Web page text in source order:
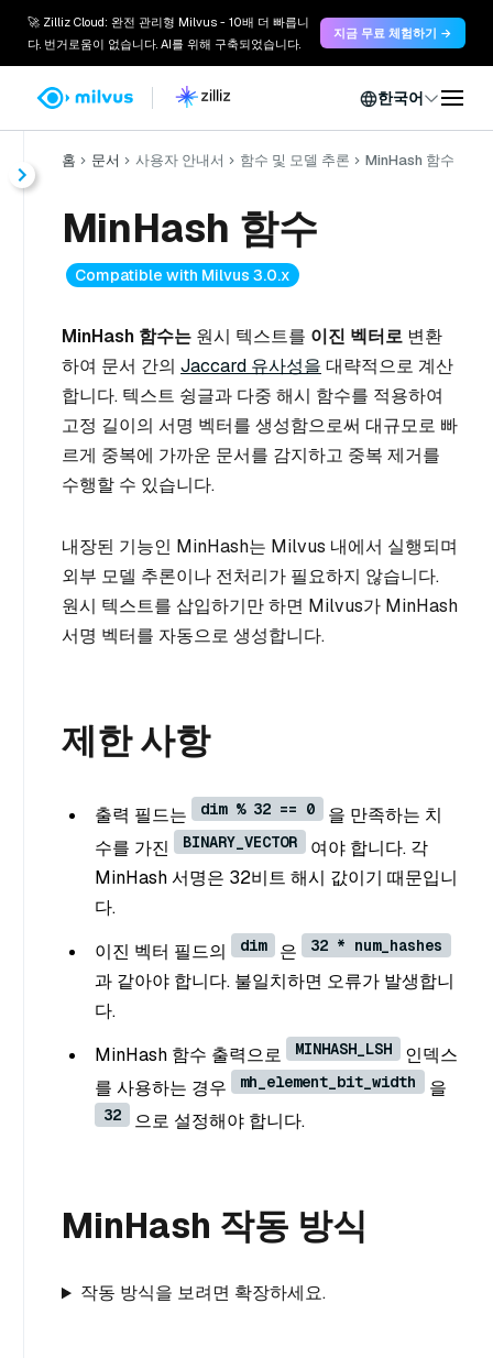
🚀 Zilliz Cloud: 완전 관리형 Milvus - 10배 더 빠릅니
다. 번거로움이 없습니다. AI를 위해 구축되었습니다.
지금 무료 체험하기 →
한국어
홈 문서 사용자 안내서 함수 및 모델 추론 MinHash 함수
MinHash 함수
Compatible with Milvus 3.0.x
MinHash 함수는 원시 텍스트를 이진 벡터로 변환
하여 문서 간의 Jaccard 유사성을 대략적으로 계산
합니다. 텍스트 슁글과 다중 해시 함수를 적용하여
고정 길이의 서명 벡터를 생성함으로써 대규모로 빠
르게 중복에 가까운 문서를 감지하고 중복 제거를
수행할 수 있습니다.
내장된 기능인 MinHash는 Milvus 내에서 실행되며
외부 모델 추론이나 전처리가 필요하지 않습니다.
원시 텍스트를 삽입하기만 하면 Milvus가 MinHash
서명 벡터를 자동으로 생성합니다.
제한 사항
출력 필드는 dim % 32 == 0
을 만족하는 치
수를 가진
BINARY_VECTOR
여야 합니다. 각
MinHash 서명은 32비트 해시 값이기 때문입니
다.
이진 벡터 필드의
dim 은 32 * num_hashes
과 같아야 합니다. 불일치하면 오류가 발생합니
다.
MinHash 함수 출력으로
MINHASH_LSH
인덱스
를 사용하는 경우
mh_element_bit_width 을
32 으로 설정해야 합니다.
MinHash 작동 방식
작동 방식을 보려면 확장하세요.